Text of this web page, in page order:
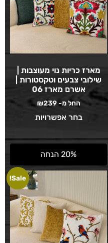
מארז כריות נוי מעוצבות |
שילובי צבעים וטקסטורות |
אשרם מארז 06
החל מ- ₪239
בחר אפשרויות
20% הנחה
Sale!